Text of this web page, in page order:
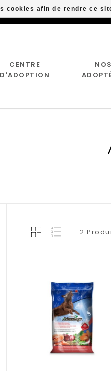
CENTRE
D'ADOPTION
NOS
2
cookies afin de rendre ce